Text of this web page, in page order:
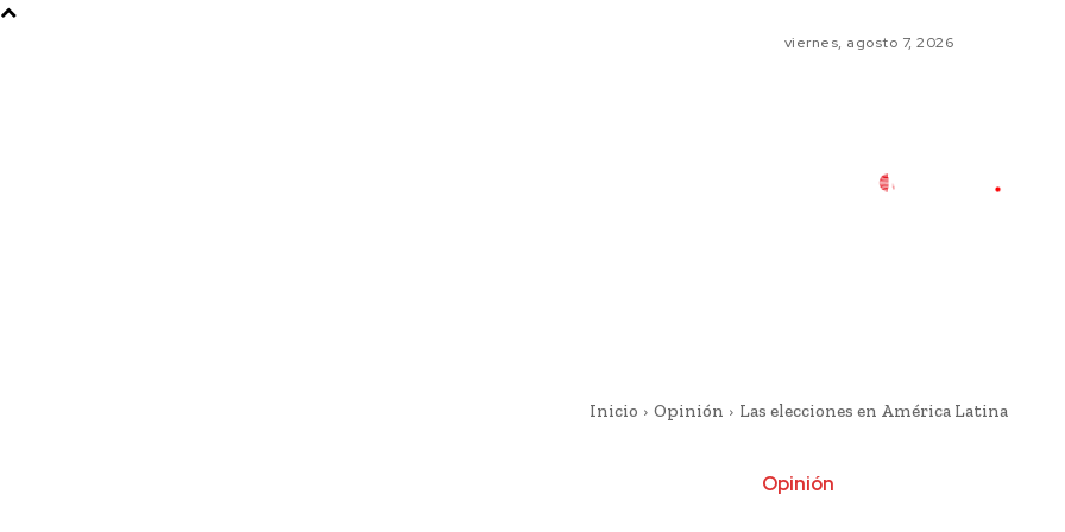
viernes, agosto 7, 2026
Inicio Opinión Las elecciones en América Latina
Opinión